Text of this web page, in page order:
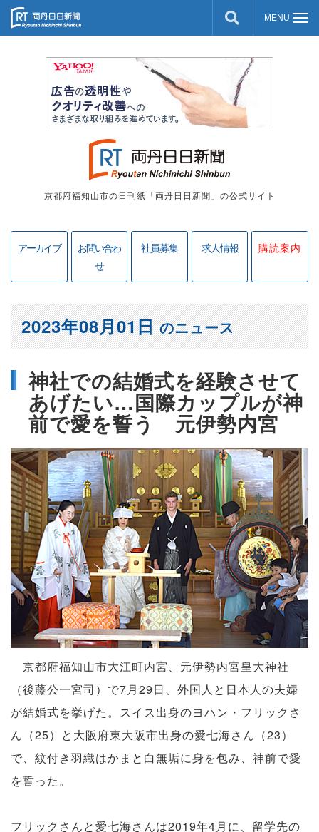
京都府福知山市の日刊紙「両丹日日新聞」の公式サイト
アーカイブ
お問い合わ
せ
社員募集 求人情報 購読案内
神社での結婚式を経験させて
あげたい…国際カップルが神
前で愛を誓う 元伊勢内宮
2023年08月01日のニュース
京都府福知山市大江町内宮、元伊勢内宮皇大神社
（後藤公一宮司）で7月29日、外国人と日本人の夫婦
が結婚式を挙げた。スイス出身のヨハン・フリックさ
ん（25）と大阪府東大阪市出身の愛七海さん（23）
で、紋付き羽織はかまと白無垢に身を包み、神前で愛
を誓った。
フリックさんと愛七海さんは2019年4月に、留学先の